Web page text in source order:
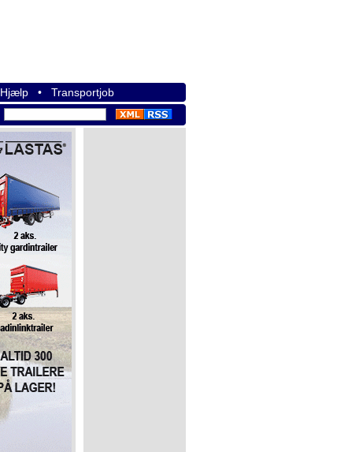
Hjælp • Transportjob